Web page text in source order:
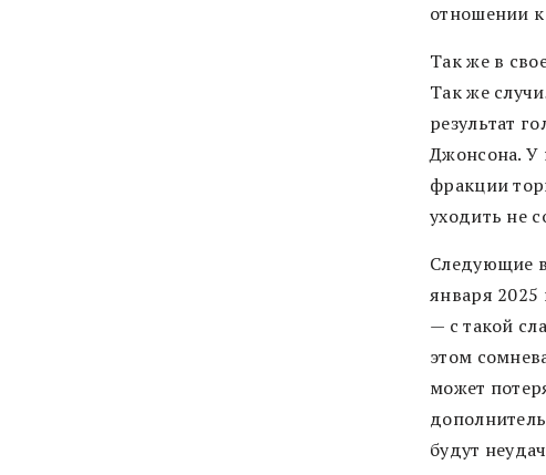
отношении
Так же в
Так же
результат
Джонсона. У
фракции
уходить не
Следующие
января
— с такой
этом
может
будут